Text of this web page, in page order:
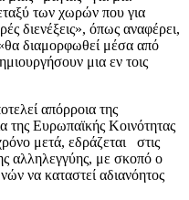
των χωρών που για
διενέξεις», όπως αναφέρει,
διαμορφωθεί μέσα από
μια εν τοις
απόρροια της
της Ευρωπαϊκής Κοινότητας
μετά, εδράζεται στις
αλληλεγγύης, με σκοπό ο
να καταστεί αδιανόητος